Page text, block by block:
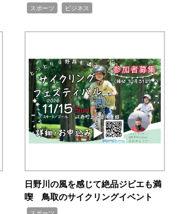
スポーツ ビジネス
日野川の風を感じて絶品ジビエも満
喫 鳥取のサイクリングイベント